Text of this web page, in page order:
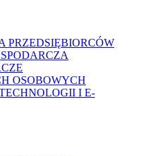
PRZEDSIĘBIORCÓW
OSOBOWYCH
I E-